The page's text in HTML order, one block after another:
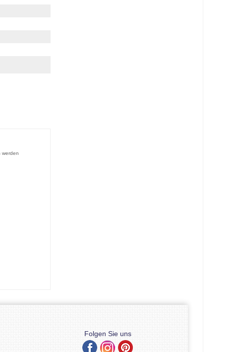
werden
Folgen Sie uns